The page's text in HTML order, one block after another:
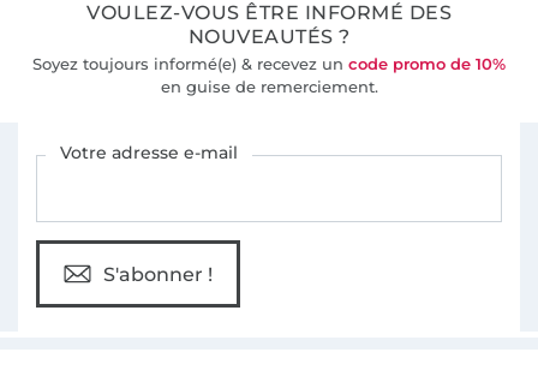
VOULEZ-VOUS ÊTRE INFORMÉ DES
NOUVEAUTÉS ?
Soyez toujours informé(e) & recevez un code promo de 10%
en guise de remerciement.
Votre adresse e-mail
S'abonner !